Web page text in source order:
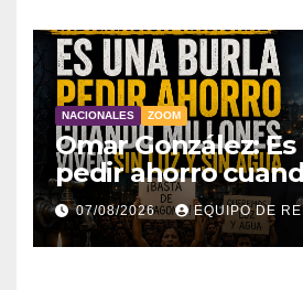
NACIONALES ZOOM
Omar González:
pedir ahorro
viven sin luz y sin
07/08/2026 EQUIPO DE